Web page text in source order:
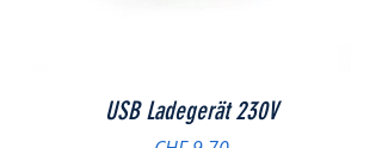
USB Ladegerät 230V